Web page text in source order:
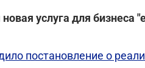
услуга для бизнеса
постановление о